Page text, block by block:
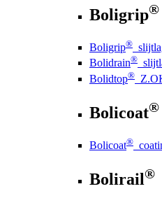
Boligrip®
Boligrip®
Bolidrain®
Bolidtop®
Bolicoat®
Bolicoat®
Bolirail®